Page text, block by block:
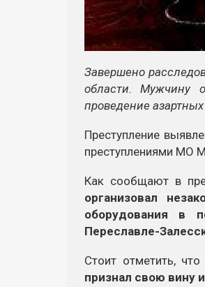
Завершено
области. Мужчину
проведение
Преступление
преступлениями МО
Как сообщают в
организовал
оборудования в
Переславле-
Стоит отметить, что
признал свою вину